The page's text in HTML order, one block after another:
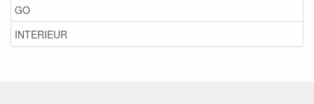
GO
INTERIEUR